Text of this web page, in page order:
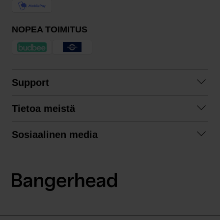
NOPEA TOIMITUS
Support
Tilausehdot
Tietoa meistä
Sosiaalinen media
LinkedIn